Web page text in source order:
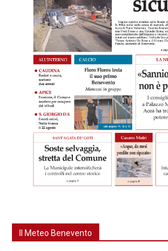
Il Meteo Benevento